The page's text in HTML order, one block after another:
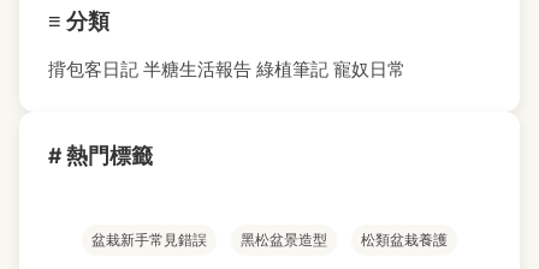
≡ 分類
揹包客日記 半糖生活報告 綠植筆記 寵奴日常
# 熱門標籤
盆栽新手常見錯誤 黑松盆景造型 松類盆栽養護